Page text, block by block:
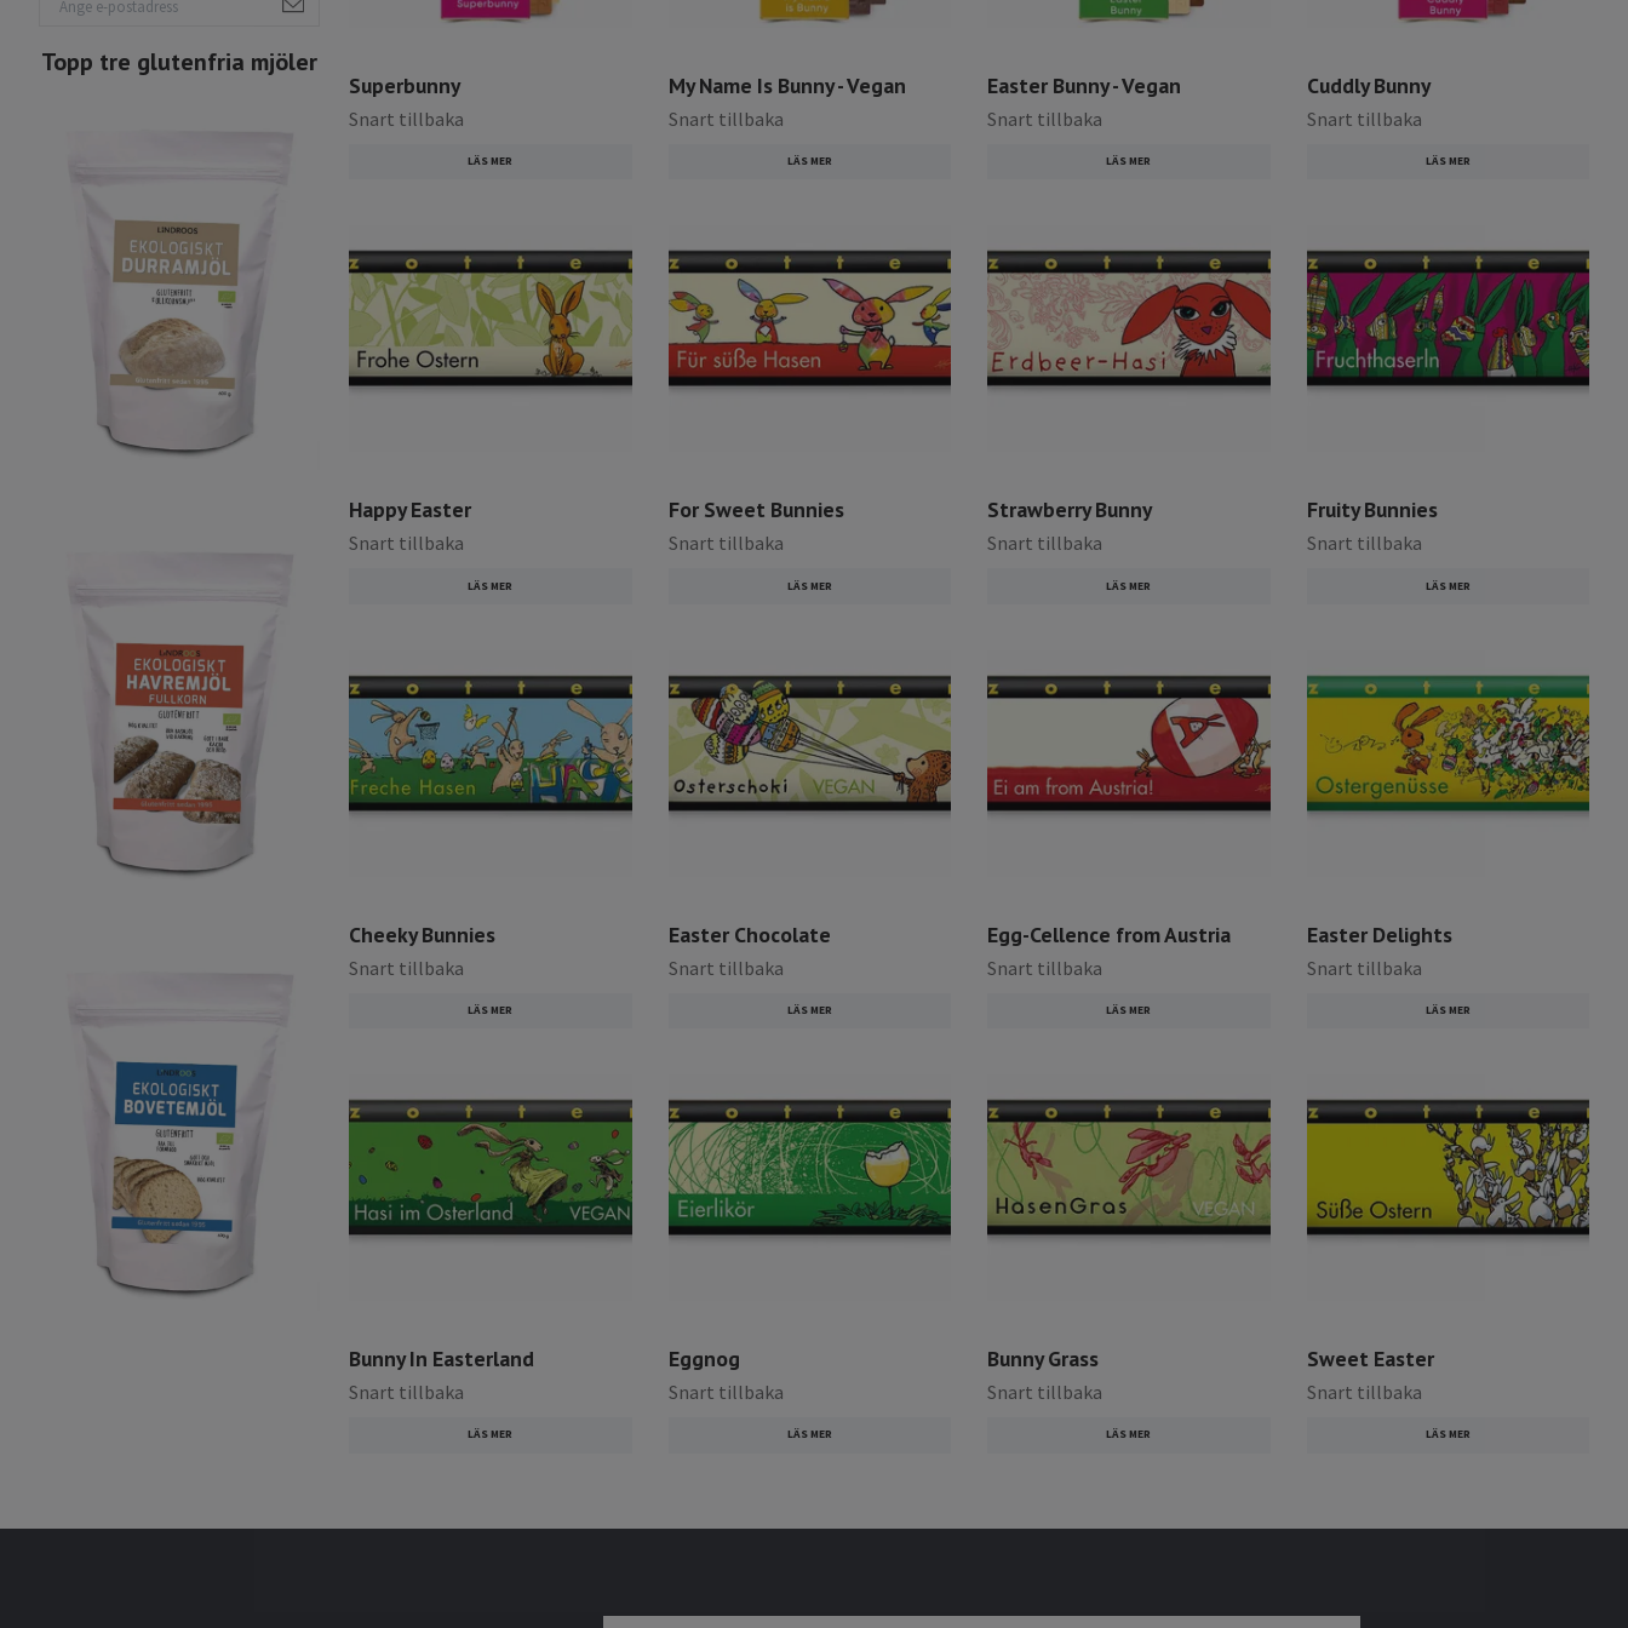
Topp tre glutenfria mjöler
Superbunny
Snart tillbaka
LÄS MER
My Name Is Bunny - Vegan
Snart tillbaka
LÄS MER
Easter Bunny - Vegan
Snart tillbaka
LÄS MER
Cuddly Bunny
Snart tillbaka
LÄS MER
Happy Easter
Snart tillbaka
LÄS MER
For Sweet Bunnies
Snart tillbaka
LÄS MER
Strawberry Bunny
Snart tillbaka
LÄS MER
Fruity Bunnies
Snart tillbaka
LÄS MER
Cheeky Bunnies
Snart tillbaka
LÄS MER
Easter Chocolate
Snart tillbaka
LÄS MER
Egg-Cellence from Austria
Snart tillbaka
LÄS MER
Easter Delights
Snart tillbaka
LÄS MER
Bunny In Easterland
Snart tillbaka
LÄS MER
Eggnog
Snart tillbaka
LÄS MER
Bunny Grass
Snart tillbaka
LÄS MER
Sweet Easter
Snart tillbaka
LÄS MER